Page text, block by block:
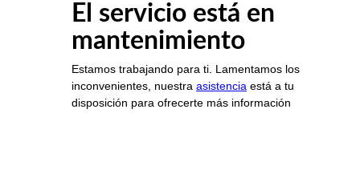
El servicio está en
mantenimiento
Estamos trabajando para ti. Lamentamos los
inconvenientes, nuestra asistencia está a tu
disposición para ofrecerte más información